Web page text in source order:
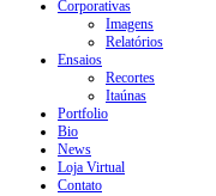
Corporativas
Imagens
Relatórios
Ensaios
Recortes
Itaúnas
Portfolio
Bio
News
Loja Virtual
Contato